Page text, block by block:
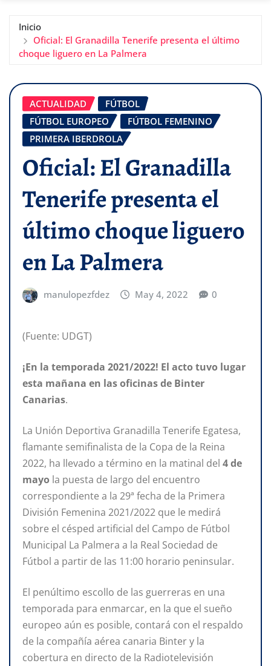
Inicio
Oficial: El Granadilla Tenerife presenta el último
choque liguero en La Palmera
ACTUALIDAD
FÚTBOL
FÚTBOL EUROPEO
FÚTBOL FEMENINO
PRIMERA IBERDROLA
Oficial: El Granadilla
Tenerife presenta el
último choque liguero
en La Palmera
manulopezfdez May 4, 2022 0
(Fuente: UDGT)
¡En la temporada 2021/2022! El acto tuvo lugar
esta mañana en las oficinasde Binter
Canarias.
La Unión Deportiva Granadilla Tenerife Egatesa,
flamante semifinalista de la Copa de la Reina
2022, ha llevado a término en la matinal del 4 de
mayo la puesta de largo del encuentro
correspondiente a la 29ª fecha de la Primera
División Femenina 2021/2022 que le medirá
sobre el césped artificial del Campo de Fútbol
Municipal La Palmera a la Real Sociedad de
Fútbol a partir de las 11:00 horario peninsular.
El penúltimo escollo de las guerreras en una
temporada para enmarcar, en la que el sueño
europeo aún es posible, contará con el respaldo
de la compañía aérea canaria Binter y la
cobertura en directo de la Radiotelevisión